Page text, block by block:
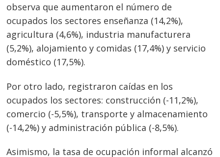
observa que aumentaron el número de
ocupados los sectores enseñanza (14,2%),
agricultura (4,6%), industria manufacturera
(5,2%), alojamiento y comidas (17,4%) y servicio
doméstico (17,5%).
Por otro lado, registraron caídas en los
ocupados los sectores: construcción (-11,2%),
comercio (-5,5%), transporte y almacenamiento
(-14,2%) y administración pública (-8,5%).
Asimismo, la tasa de ocupación informal alcanzó
Navegación
de
entradas